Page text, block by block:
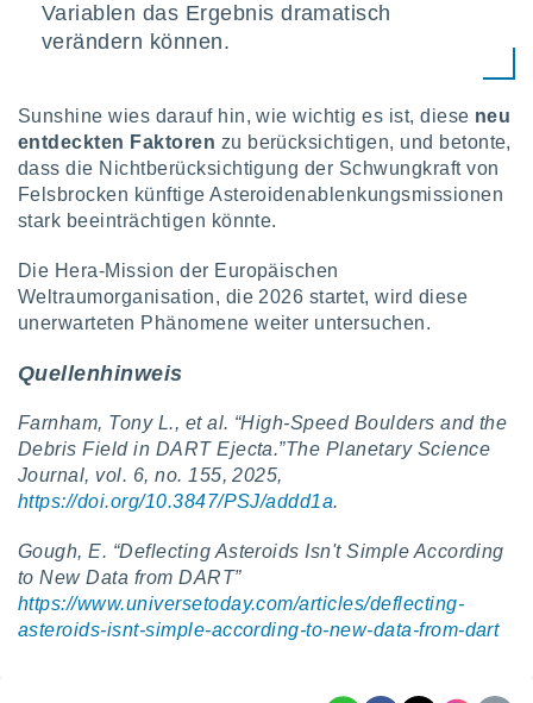
Variablen das Ergebnis dramatisch
verändern können.
Sunshine wies darauf hin, wie wichtig es ist, diese neu
entdeckten Faktoren zu berücksichtigen, und betonte,
dass die Nichtberücksichtigung der Schwungkraft von
Felsbrocken künftige Asteroidenablenkungsmissionen
stark beeinträchtigen könnte.
Die Hera-Mission der Europäischen
Weltraumorganisation, die 2026 startet, wird diese
unerwarteten Phänomene weiter untersuchen.
Quellenhinweis
Farnham, Tony L., et al. “High-Speed Boulders and the
Debris Field in DART Ejecta.”The Planetary Science
Journal, vol. 6, no. 155, 2025,
https://doi.org/10.3847/PSJ/addd1a.
Gough, E. “Deflecting Asteroids Isn't Simple According
to New Data from DART”
https://www.universetoday.com/articles/deflecting-
asteroids-isnt-simple-according-to-new-data-from-dart